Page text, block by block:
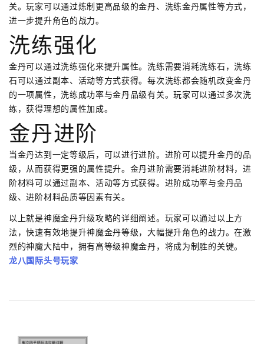
关。玩家可以通过炼制更高品级的金丹、洗练金丹属性等方式，
进一步提升角色的战力。
洗练强化
金丹可以通过洗练强化来提升属性。洗练需要消耗洗练石，洗练
石可以通过副本、活动等方式获得。每次洗练都会随机改变金丹
的一项属性，洗练成功率与金丹品级有关。玩家可以通过多次洗
练，获得理想的属性加成。
金丹进阶
当金丹达到一定等级后，可以进行进阶。进阶可以提升金丹的品
级，从而获得更强的属性提升。金丹进阶需要消耗进阶材料，进
阶材料可以通过副本、活动等方式获得。进阶成功率与金丹品
级、进阶材料品质等因素有关。
以上就是神魔金丹升级攻略的详细阐述。玩家可以通过以上方
法，快速有效地提升神魔金丹等级，大幅提升角色的战力。在激
烈的神魔大陆中，拥有高等级神魔金丹，将成为制胜的关键。
龙八国际头号玩家